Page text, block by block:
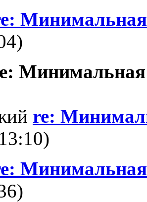
Минимальная
Минимальная
re:
Минимальная